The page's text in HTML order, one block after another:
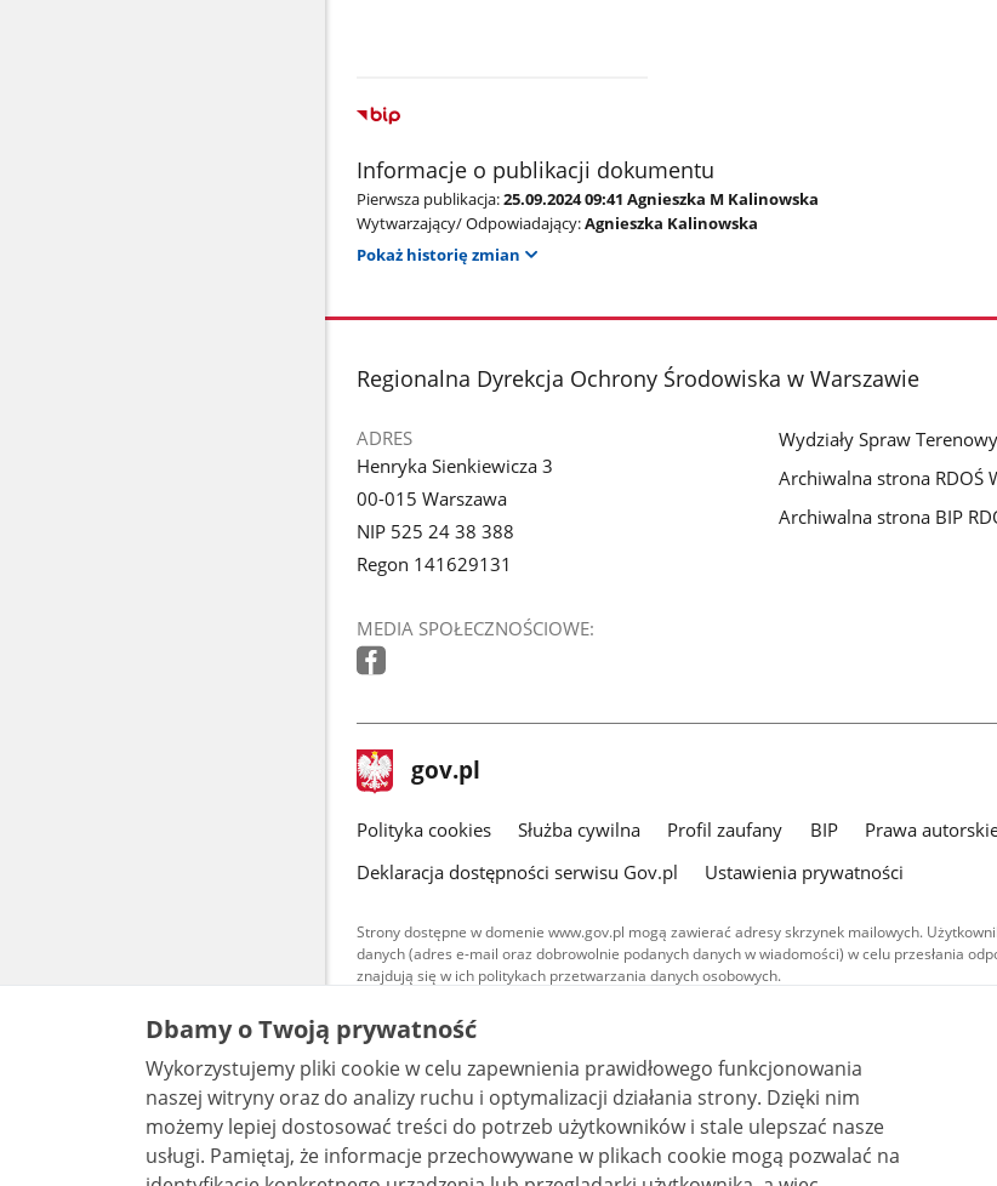
Informacje o publikacji dokumentu
Pierwsza publikacja:25.09.2024 09:41 Agnieszka M Kalinowska
Wytwarzający/ Odpowiadający:Agnieszka Kalinowska
Pokaż historię zmian
stopka
Regionalna Dyrekcja Ochrony Środowiska w Warszawie
ADRES
Henryka Sienkiewicza 3
00-015 Warszawa
NIP 525 24 38 388
Regon 141629131
MEDIA SPOŁECZNOŚCIOWE:
Wydziały Spraw
Archiwalna strona RDOŚ
Archiwalna strona BIP
stopka
gov.pl Strona
gov.pl
gov.pl
Polityka cookies Służba cywilna Profil zaufany BIP Prawa
Deklaracja dostępności serwisu Gov.pl
Ustawienia prywatności
Strony dostępne w domenie www.gov.pl mogą zawierać adresy skrzynek mailowych.
danych (adres e-mail oraz dobrowolnie podanych danych w wiadomości) w celu przesłania
znajdują się w ich politykach przetwarzania danych osobowych.
Treści tekstowe publikowane w serwisie (z wyłączeniem treści audiowizualnych),
udostępniane na licencji typu Creative Commons: uznanie autorstwa - na tych
warunkach 4.0 (CC BY-SA 4.0). Materiały audiowizualne, w tym zdjęcia, materiały
są udostępniane na licencji typu Creative Commons: uznanie autorstwa użycie
bez utworów zależnych 4.0 (CC BY-NC-ND 4.0), o ile nie jest to stwierdzone
Dbamy o Twoją prywatność
Wykorzystujemy pliki cookie w celu zapewnienia prawidłowego funkcjonowania
naszej witryny oraz do analizy ruchu i optymalizacji działania strony. Dzięki nim
możemy lepiej dostosować treści do potrzeb użytkowników i stale ulepszać nasze
usługi. Pamiętaj, że informacje przechowywane w plikach cookie mogą pozwalać na